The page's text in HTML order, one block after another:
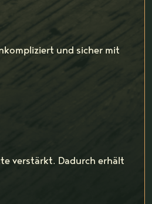
und sicher mit
verstärkt. Dadurch erhält